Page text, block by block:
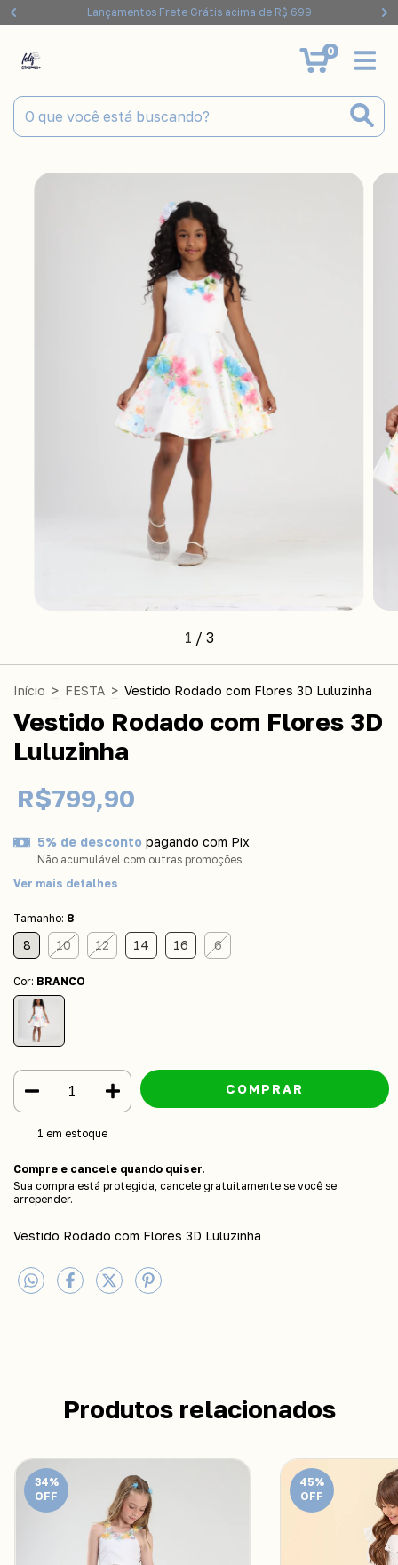
Lançamentos Frete Grátis acima de R$ 699
0
1 / 3
Início > FESTA > Vestido Rodado com Flores 3D Luluzinha
Vestido Rodado com Flores 3D
Luluzinha
R$799,90
5% de desconto pagando com Pix
Não acumulável com outras promoções
Ver mais detalhes
Tamanho: 8
8 10 12 14 16 6
Cor: BRANCO
1 em estoque
Compre e cancele quando quiser.
Sua compra está protegida, cancele gratuitamente se você se
arrepender.
Vestido Rodado com Flores 3D Luluzinha
Produtos relacionados
34%
OFF
45%
OFF